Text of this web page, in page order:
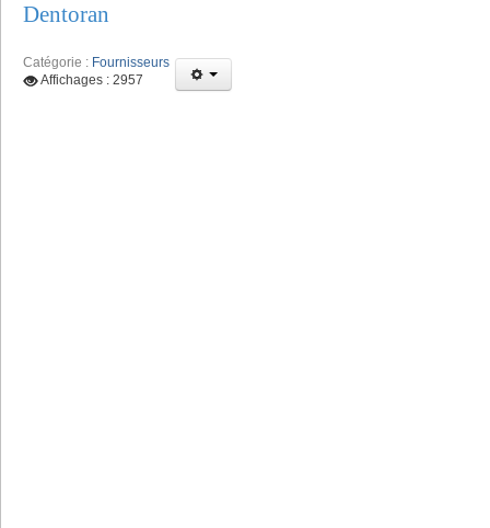
Dentoran
Catégorie : Fournisseurs
Affichages : 2957